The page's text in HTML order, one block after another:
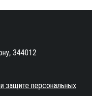
344012
защите персональных